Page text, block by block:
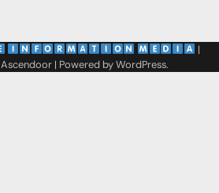
|
Ascendoor| Powered byWordPress.